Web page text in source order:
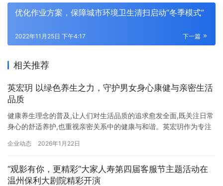
优化作业方案，保障城市环境卫生清扫启动“冬季模式”
下一篇
2022年11月25日 下午4:17
相关推荐
英宏玥 以绿色养生之力，守护男女身心康健与亲密生活
品质
健康养生理念的普及,让人们对生活品质的追求愈发全面,既关注日常
身心的舒适养护,也重视亲密关系中的健康与和谐。英宏玥作为专注
有趣,健康不伤身体”的理念深植于品牌发展的每一环,以“爱自己,爱家
健康的养生产品体系,用科学温和的调理方案,助力每…
企业动态 2026年1月22日
“观影有你，更精彩”大家人寿第四届客服节主题活动在
温州保利大剧院精彩开演